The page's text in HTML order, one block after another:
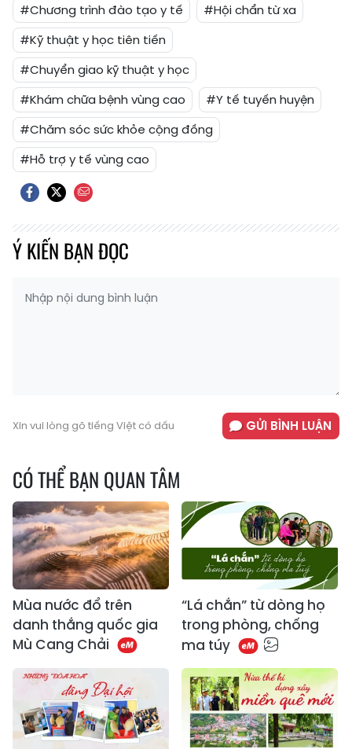
#Chương trình đào tạo y tế
#Hội chẩn từ xa
#Kỹ thuật y học tiên tiến
#Chuyển giao kỹ thuật y học
#Khám chữa bệnh vùng cao
#Y tế tuyến huyện
#Chăm sóc sức khỏe cộng đồng
#Hỗ trợ y tế vùng cao
Ý KIẾN BẠN ĐỌC
Xin vui lòng gõ tiếng Việt có dấu GỬI BÌNH LUẬN
CÓ THỂ BẠN QUAN TÂM
Mùa nước đổ trên
danh thắng quốc gia
Mù Cang Chải
“Lá chắn” từ dòng họ
trong phòng, chống
ma túy